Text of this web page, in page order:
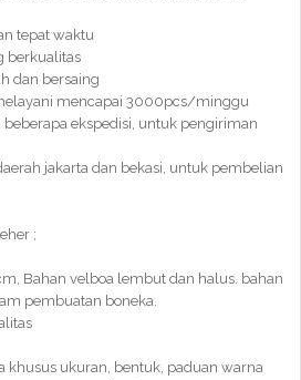
tepat waktu
berkualitas
dan bersaing
mencapai 3000pcs/minggu
ekspedisi, untuk pengiriman
jakarta dan bekasi, untuk pembelian
;
Bahan velboa lembut dan halus. bahan
pembuatan boneka.
khusus ukuran, bentuk, paduan warna